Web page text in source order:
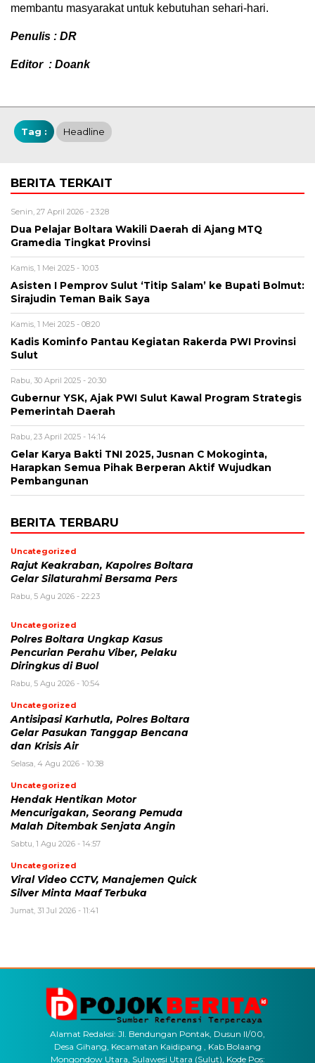
membantu masyarakat untuk kebutuhan sehari-hari.
Penulis : DR
Editor : Doank
Tag : Headline
BERITA TERKAIT
Senin, 27 April 2026 - 23:28
Dua Pelajar Boltara Wakili Daerah di Ajang MTQ
Gramedia Tingkat Provinsi
Kamis, 1 Mei 2025 - 10:03
Asisten I Pemprov Sulut ‘Titip Salam’ ke Bupati Bolmut:
Sirajudin Teman Baik Saya
Kamis, 1 Mei 2025 - 08:20
Kadis Kominfo Pantau Kegiatan Rakerda PWI Provinsi
Sulut
Rabu, 30 April 2025 - 20:30
Gubernur YSK, Ajak PWI Sulut Kawal Program Strategis
Pemerintah Daerah
Rabu, 23 April 2025 - 14:14
Gelar Karya Bakti TNI 2025, Jusnan C Mokoginta,
Harapkan Semua Pihak Berperan Aktif Wujudkan
Pembangunan
BERITA TERBARU
Uncategorized
Rajut Keakraban, Kapolres Boltara
Gelar Silaturahmi Bersama Pers
Rabu, 5 Agu 2026 - 22:23
Uncategorized
Polres Boltara Ungkap Kasus
Pencurian Perahu Viber, Pelaku
Diringkus di Buol
Rabu, 5 Agu 2026 - 10:54
Uncategorized
Antisipasi Karhutla, Polres Boltara
Gelar Pasukan Tanggap Bencana
dan Krisis Air
Selasa, 4 Agu 2026 - 10:38
Uncategorized
Hendak Hentikan Motor
Mencurigakan, Seorang Pemuda
Malah Ditembak Senjata Angin
Sabtu, 1 Agu 2026 - 14:57
Uncategorized
Viral Video CCTV, Manajemen Quick
Silver Minta Maaf Terbuka
Jumat, 31 Jul 2026 - 11:41
Alamat Redaksi: Jl. Bendungan Pontak, Dusun II/00,
Desa Gihang, Kecamatan Kaidipang , Kab.Bolaang
Mongondow Utara, Sulawesi Utara (Sulut), Kode Pos: